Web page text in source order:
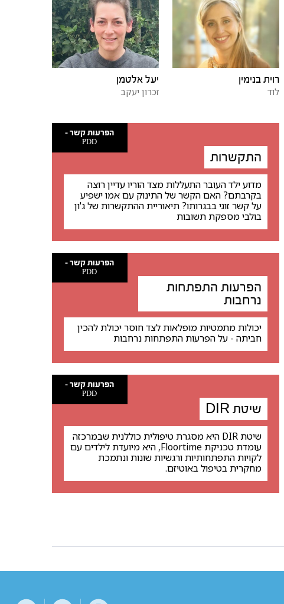
רוית בנימין
לוד
יעל אלטמן
זכרון יעקב
הפרעות קשר -
PDD
התקשרות
מדוע ילד העובר התעללות מצד הוריו עדיין רוצה
בקרבתם? האם הקשר של התינוק עם אמו ישפיע
על קשר זוגי בבגרותו? תיאוריית ההתקשרות של ג'ון
בולבי מספקת תשובות
הפרעות קשר -
PDD
הפרעות התפתחות
נרחבות
יכולות מתמטיות מופלאות לצד חוסר יכולת להכין
חביתה - על הפרעות התפתחות נרחבות
הפרעות קשר -
PDD
שיטת DIR
שיטת DIR היא מסגרת טיפולית כוללנית שבמרכזה
עומדת טכניקת Floortime, היא מיועדת לילדים עם
לקויות התפתחותיות ורגשיות שונות ונתמכת
מחקרית בטיפול באוטיזם.